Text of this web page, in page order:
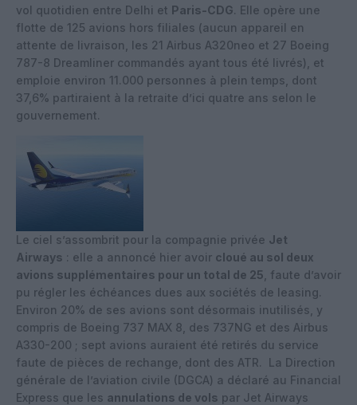
vol quotidien entre Delhi et Paris-CDG. Elle opère une
flotte de 125 avions hors filiales (aucun appareil en
attente de livraison, les 21 Airbus A320neo et 27 Boeing
787-8 Dreamliner commandés ayant tous été livrés), et
emploie environ 11.000 personnes à plein temps, dont
37,6% partiraient à la retraite d’ici quatre ans selon le
gouvernement.
Le ciel s’assombrit pour la compagnie privée Jet
Airways : elle a annoncé hier avoir cloué au sol deux
avions supplémentaires pour un total de 25 , faute d’avoir
pu régler les échéances dues aux sociétés de leasing.
Environ 20% de ses avions sont désormais inutilisés, y
compris de Boeing 737 MAX 8, des 737NG et des Airbus
A330-200 ; sept avions auraient été retirés du service
faute de pièces de rechange, dont des ATR. La Direction
générale de l’aviation civile (DGCA) a déclaré au Financial
Express que les annulations de vols par Jet Airways